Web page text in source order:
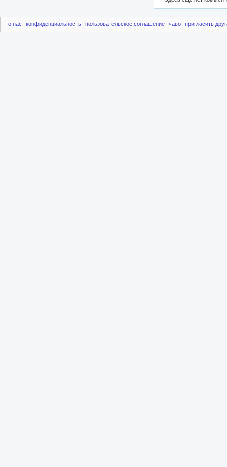
о нас конфиденциальность пользовательское соглашение чаво пригласить